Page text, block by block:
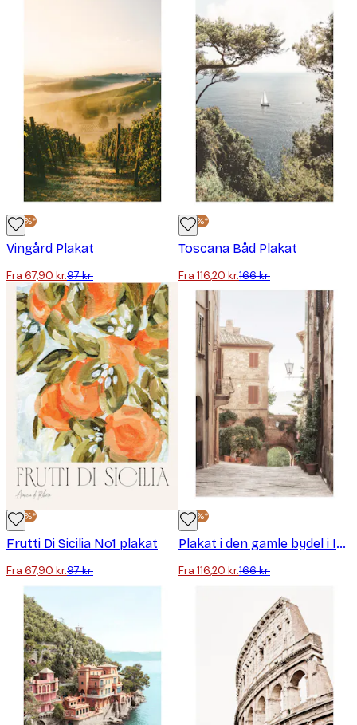
-30%*
Vingård Plakat
Fra 67,90 kr.97 kr.
-30%*
Toscana Båd Plakat
Fra 116,20 kr.166 kr.
-30%*
Frutti Di Sicilia No1 plakat
Fra 67,90 kr.97 kr.
-30%*
Plakat i den gamle bydel i Italien
Fra 116,20 kr.166 kr.